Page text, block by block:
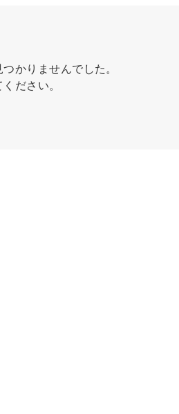
かりませんでした。
ださい。